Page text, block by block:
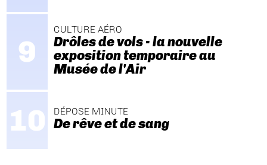
CULTURE AÉRO
Drôles de vols - la nouvelle
exposition temporaire au
Musée de l'Air
DÉPOSE MINUTE
De rêve et de sang